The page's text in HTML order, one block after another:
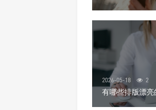
2026-05-18 2
有哪些排版漂亮